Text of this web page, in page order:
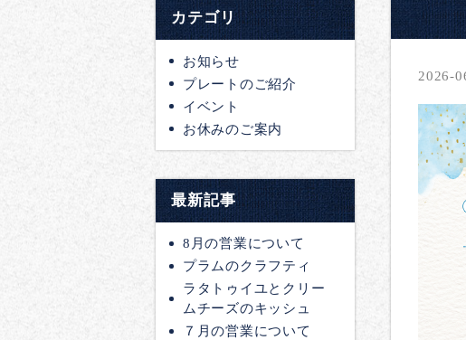
カテゴリ
お知らせ
プレートのご紹介
イベント
お休みのご案内
最新記事
8月の営業について
プラムのクラフティ
ラタトゥイユとクリー
ムチーズのキッシュ
７月の営業について
2026-